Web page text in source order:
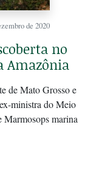
de 2020
no
Amazônia
de Mato Grosso e
ministra do Meio
marina